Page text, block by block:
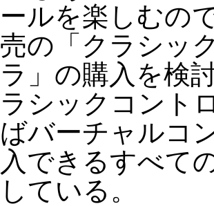
ールを楽しむの
売の「クラシッ
ラ」の購入を検
ラシックコント
ばバーチャルコ
入できるすべて
している。